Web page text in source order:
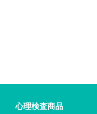
心理検査商品